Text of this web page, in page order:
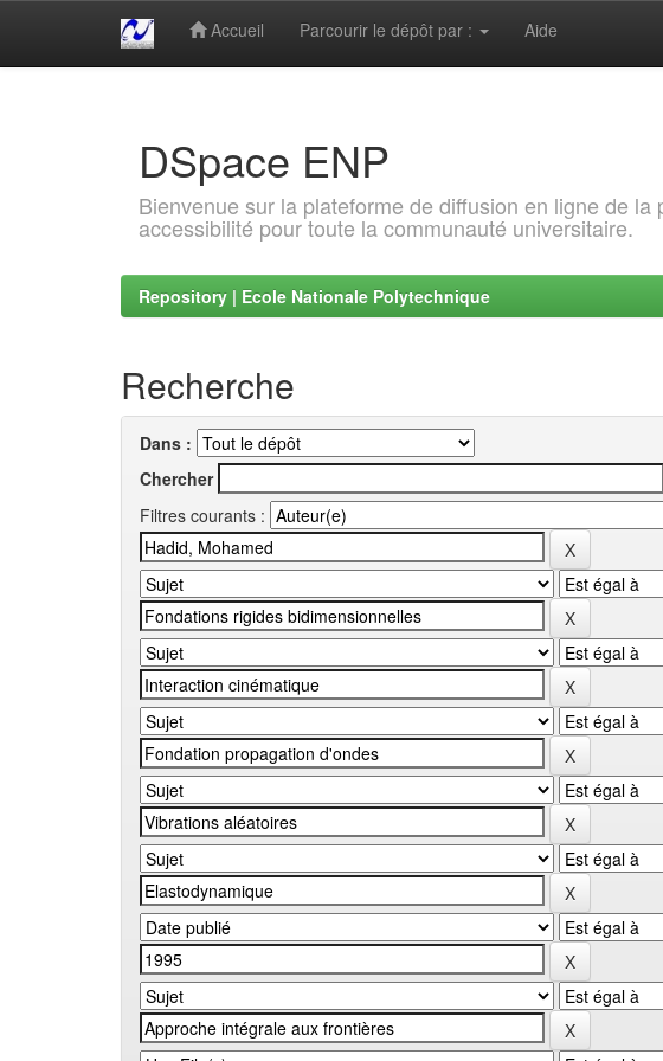
Accueil Parcourir le dépôt par : Aide
DSpace ENP
Bienvenue sur la plateforme de diffusion en ligne de
accessibilité pour toute la communauté universitaire.
Repository | Ecole Nationale Polytechnique
Recherche
Dans :
Chercher
Filtres courants :